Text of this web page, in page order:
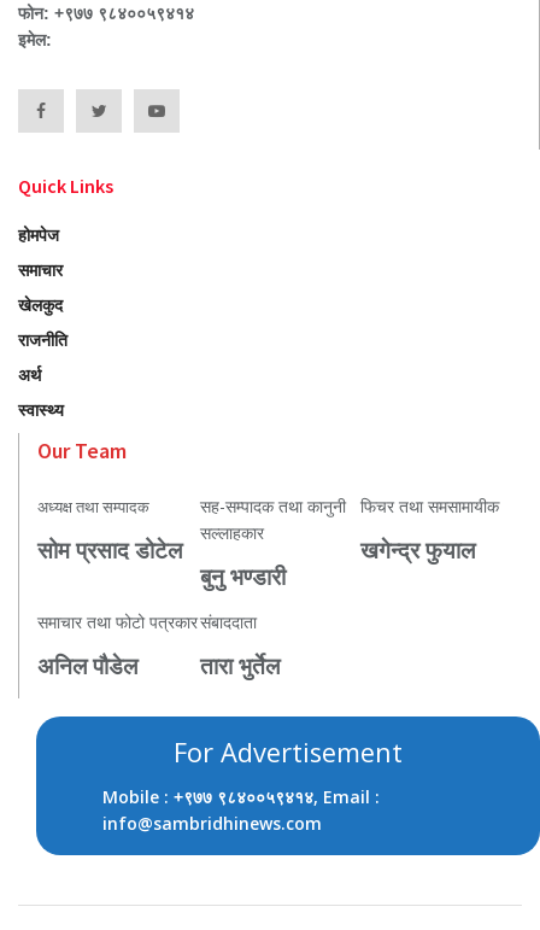
फोन: +९७७ ९८४००५९४१४
इमेल:
Quick Links
होमपेज
समाचार
खेलकुद
राजनीति
अर्थ
स्वास्थ्य
Our Team
अध्यक्ष तथा सम्पादक
सोम प्रसाद डोटेल
सह-सम्पादक तथा कानुनी
सल्लाहकार
बुनु भण्डारी
फिचर तथा समसामायीक
खगेन्द्र फुयाल
समाचार तथा फोटो पत्रकार
अनिल पौडेल
संबाददाता
तारा भुर्तेल
For Advertisement
Mobile : +९७७ ९८४००५९४१४, Email :
info@sambridhinews.com